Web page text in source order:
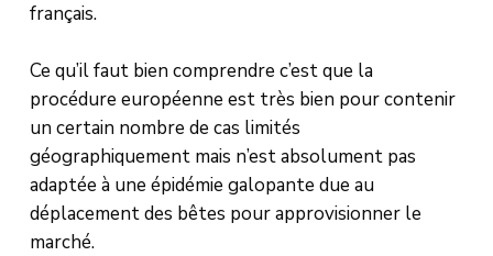
français.
Ce qu’il faut bien comprendre c’est que la
procédure européenne est très bien pour contenir
un certain nombre de cas limités
géographiquement mais n’est absolument pas
adaptée à une épidémie galopante due au
déplacement des bêtes pour approvisionner le
marché.